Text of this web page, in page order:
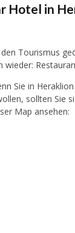
Hotel in
Tourismus
wieder:
Sie in
sollten Sie
Map ansehen: